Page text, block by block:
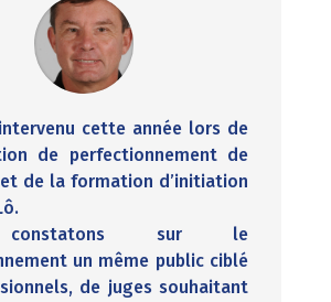
cette année lors de
de perfectionnement de
de la formation d’initiation
sur le
un même public ciblé
de juges souhaitant